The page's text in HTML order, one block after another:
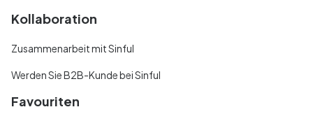
Kollaboration
Zusammenarbeit mit Sinful
Werden Sie B2B-Kunde bei Sinful
Favouriten